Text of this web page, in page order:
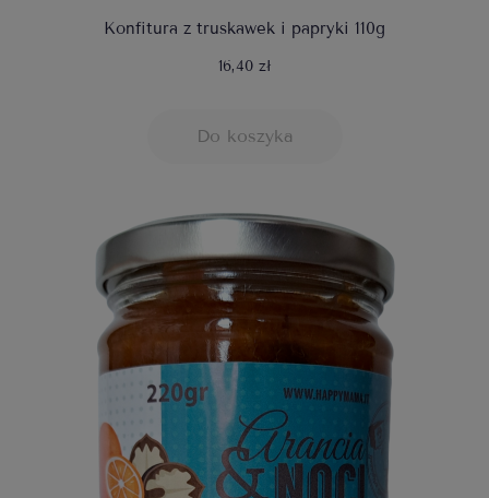
Konfitura z truskawek i papryki 110g
16,40 zł
Do koszyka